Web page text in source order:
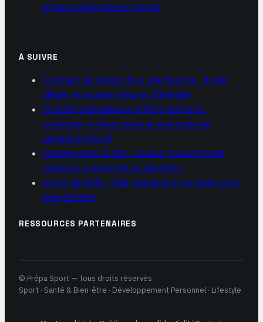
signaux qui imposent l’arrêt
À SUIVRE
Combien de temps dure une douche : durée
idéale, économie d’eau et d’énergie
Muscles abdominaux antéro-latéraux :
anatomie, 4 rôles vitaux et exercices de
gainage profond
Crampe dans le dos : causes, soulagement
rapide et prévention au quotidien
Aviron joinville : club, pratique et conseils pour
bien débuter
RESSOURCES PARTENAIRES
© Prépa Sport — Tous droits réservés
Sport · Santé & Bien-être · Développement Personnel · Lifestyle